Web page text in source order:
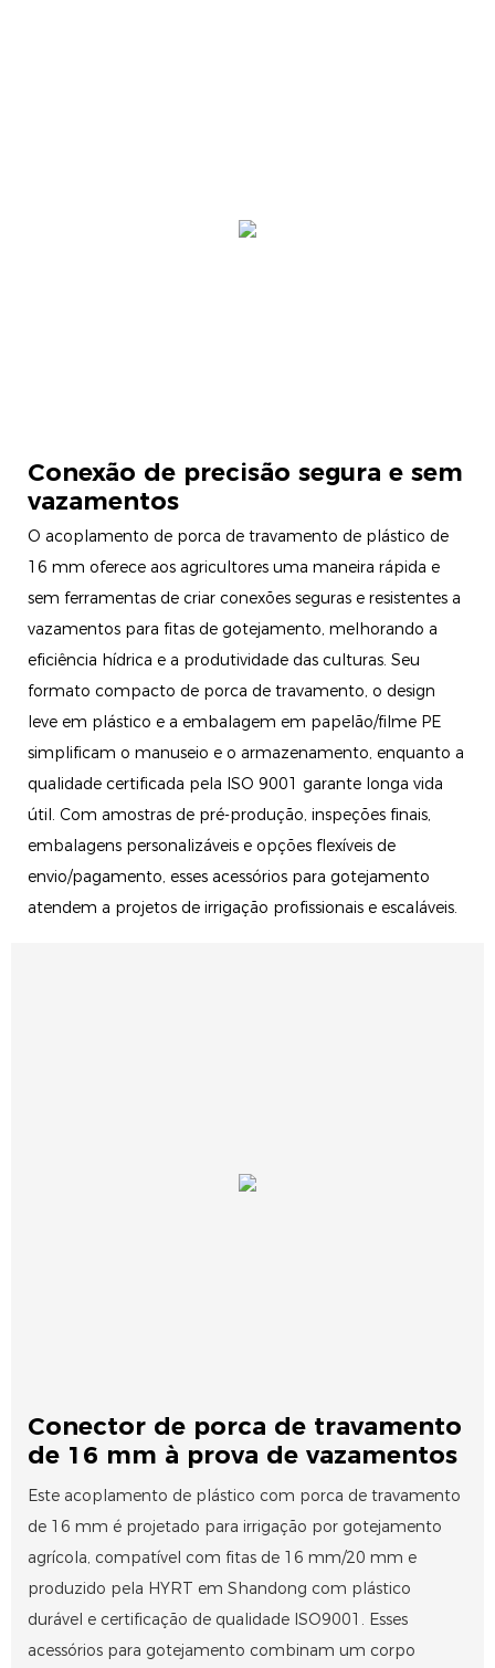
Conexão de precisão segura e sem
vazamentos
O acoplamento de porca de travamento de plástico de
16 mm oferece aos agricultores uma maneira rápida e
sem ferramentas de criar conexões seguras e resistentes a
vazamentos para fitas de gotejamento, melhorando a
eficiência hídrica e a produtividade das culturas. Seu
formato compacto de porca de travamento, o design
leve em plástico e a embalagem em papelão/filme PE
simplificam o manuseio e o armazenamento, enquanto a
qualidade certificada pela ISO 9001 garante longa vida
útil. Com amostras de pré-produção, inspeções finais,
embalagens personalizáveis ​​e opções flexíveis de
envio/pagamento, esses acessórios para gotejamento
atendem a projetos de irrigação profissionais e escaláveis.
Conector de porca de travamento
de 16 mm à prova de vazamentos
Este acoplamento de plástico com porca de travamento
de 16 mm é projetado para irrigação por gotejamento
agrícola, compatível com fitas de 16 mm/20 mm e
produzido pela HYRT em Shandong com plástico
durável e certificação de qualidade ISO9001. Esses
acessórios para gotejamento combinam um corpo